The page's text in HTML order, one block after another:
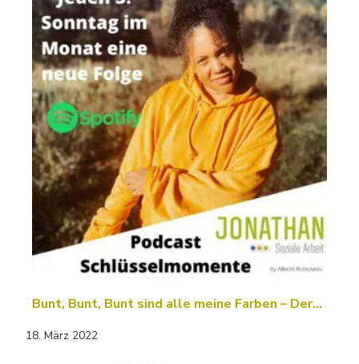
Bunt, Bunt, Bunt sind alle meine Farben – Der…
18. März 2022